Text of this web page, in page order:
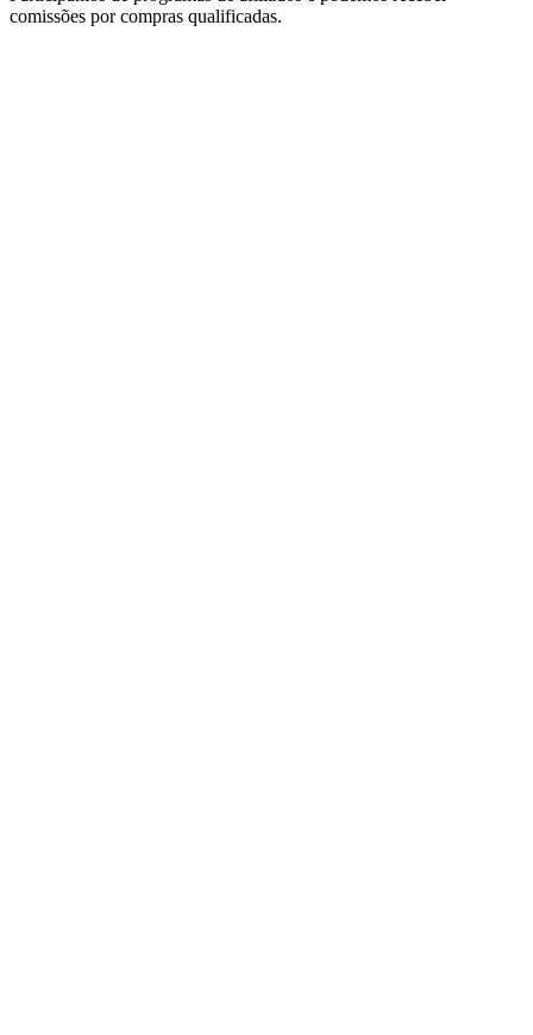
comissões por compras qualificadas.